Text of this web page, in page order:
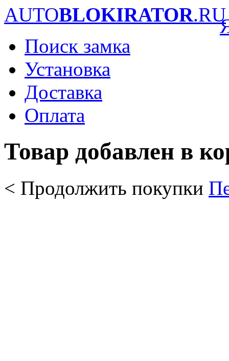
AUTOBLOKIRATOR.RU
Поиск замка
Установка
Доставка
Оплата
Товар добавлен в
< Продолжить покупки